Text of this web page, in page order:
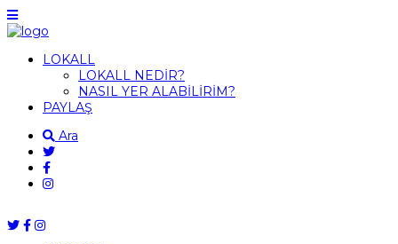
LOKALL
LOKALL NEDİR?
NASIL YER ALABİLİRİM?
PAYLAŞ
Ara